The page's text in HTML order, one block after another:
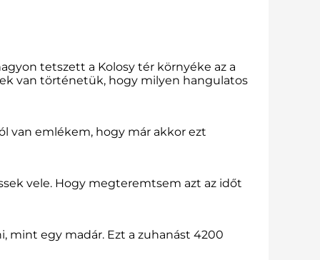
tetszett a Kolosy tér környéke az a
van történetük, hogy milyen hangulatos
van emlékem, hogy már akkor ezt
vele. Hogy megteremtsem azt az időt
mint egy madár. Ezt a zuhanást 4200